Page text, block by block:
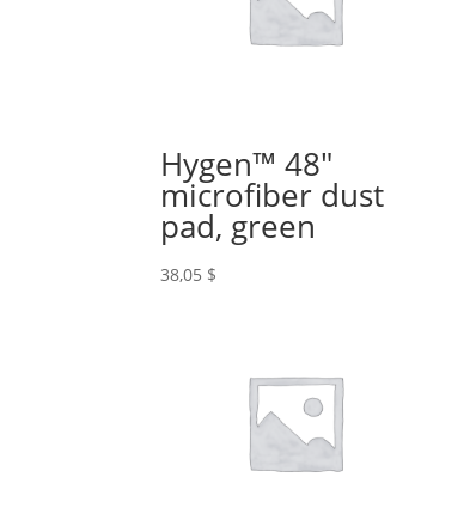
Hygen™ 48″
microfiber dust
pad, green
38,05 $